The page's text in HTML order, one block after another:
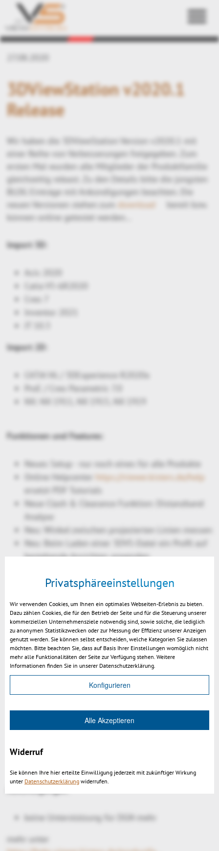
Zurück
3DViewStation v2020.1
Release
Wir haben die 3DViewStation Version v2020.1 mit
einer Reihe von Verbesserungen freigegeben. Zum
ersten Mal wurden alle Mitglieder der Produktfamilie
gleichzeitig releast. Zu den Details bitte die jüngsten
BLOG Einträge mit Ankündigungen beachten. Die
neuen Versionen stehen zum
download
bereit bzw.
können online getestet werden...
Import 3D:
Acis 2020
Catia V5-6R2020
Creo 7
Inventor 2021
Import 2D:
CATIA V6 / 3DExperience R2020x
ProE / Creo Parametric 7.0
NX: NX 1911, NX 1915, NX 1919
Funktionen und Features:
Neues Setup - nur noch eines für alle Produkte
Online Helpcenter
https://viewer.kisters.de/help
ersetzt PDF Tutorials
Neue Clash & Clearance Funktion: Distanzband
Analyse
Neu: Winkel zwischen projezierten Linien messen
Neu: Beim Laden einer 3DVS-Datei ein Profil auf
bestehende Ansichten anwenden
exportieren
definieren
New in VR-Edition: Modell als .3DVS Datei
speichern
Verbessert: Schnellere Abstandsberechnung
zwischen Körpern
Verbesserte hierarchische Explosion
Verbesserte Volumenberechnung und Open Shell
Verbesserte VSXML Ladezeit
Verbessertes Ausgabefenster (Fortschritt /
Die minimalen Systemanforderungen wurden
geändert
keine Unterstützung für DGN mehr
mehr unter
Privatsphäreeinstellungen
Wir verwenden Cookies, um Ihnen ein optimales Webseiten-Erlebnis zu bieten.
Dazu zählen Cookies, die für den Betrieb der Seite und für die Steuerung unserer
kommerziellen Unternehmensziele notwendig sind, sowie solche, die lediglich
zu anonymen Statistikzwecken oder zur Messung der Effizienz unserer Anzeigen
genutzt werden. Sie können selbst entscheiden, welche Kategorien Sie zulassen
möchten. Bitte beachten Sie, dass auf Basis Ihrer Einstellungen womöglich nicht
mehr alle Funktionalitäten der Seite zur Verfügung stehen. Weitere
Informationen finden Sie in unserer Datenschutzerklärung.
Konfigurieren
Alle Akzeptieren
Widerruf
Sie können Ihre hier erteilte Einwilligung jederzeit mit zukünftiger Wirkung
unter Datenschutzerklärung widerrufen.